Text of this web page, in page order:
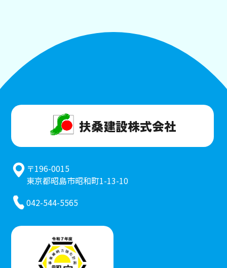
扶桑建設株式会社
〒196-0015
東京都昭島市昭和町1-13-10
042-544-5565